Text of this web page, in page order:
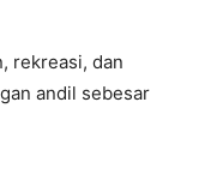
rekreasi, dan
andil sebesar